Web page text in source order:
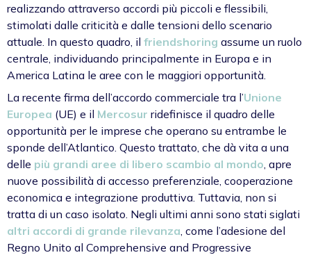
realizzando attraverso accordi più piccoli e flessibili,
stimolati dalle criticità e dalle tensioni dello scenario
attuale. In questo quadro, il friendshoring assume un ruolo
centrale, individuando principalmente in Europa e in
America Latina le aree con le maggiori opportunità.
La recente firma dell’accordo commerciale tra l’Unione
Europea (UE) e il Mercosur ridefinisce il quadro delle
opportunità per le imprese che operano su entrambe le
sponde dell’Atlantico. Questo trattato, che dà vita a una
delle più grandi aree di libero scambio al mondo , apre
nuove possibilità di accesso preferenziale, cooperazione
economica e integrazione produttiva. Tuttavia, non si
tratta di un caso isolato. Negli ultimi anni sono stati siglati
altri accordi di grande rilevanza , come l’adesione del
Regno Unito al Comprehensive and Progressive